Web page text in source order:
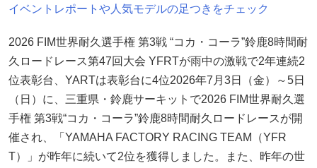
イベントレポートや人気モデルの足つきをチェック
2026 FIM世界耐久選手権 第3戦 “コカ・コーラ”鈴鹿8時間耐
久ロードレース第47回大会 YFRTが雨中の激戦で2年連続2
位表彰台、YARTは表彰台に4位2026年7月3日（金）～5日
（日）に、三重県・鈴鹿サーキットで2026 FIM世界耐久選
手権 第3戦“コカ・コーラ”鈴鹿8時間耐久ロードレースが開
催され、「YAMAHA FACTORY RACING TEAM（YFR
T）」が昨年に続いて2位を獲得しました。また、昨年の世